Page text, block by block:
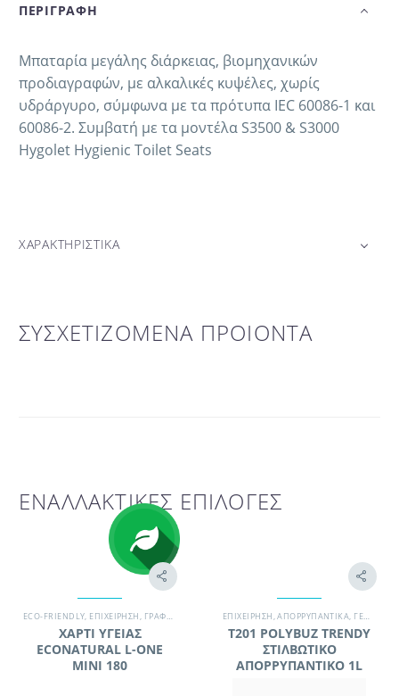
ΠΕΡΙΓΡΑΦΗ
Mπαταρία μεγάλης διάρκειας, βιομηχανικών
προδιαγραφών, με αλκαλικές κυψέλες, χωρίς
υδράργυρο, σύμφωνα με τα πρότυπα IEC 60086-1 και
60086-2. Συμβατή με τα μοντέλα S3500 & S3000
Hygolet Hygienic Toilet Seats
ΧΑΡΑΚΤΗΡΙΣΤΙΚΑ
ΣΥΣΧΕΤΙΖΟΜΕΝΑ ΠΡΟΙΟΝΤΑ
ΕΝΑΛΛΑΚΤΙΚΕΣ ΕΠΙΛΟΓΕΣ
ECO-FRIENDLY, EΠΙΧΕΊΡΗΣΗ, ΓΡΑΦΕΊΟ ΕΠΑΓΓΕΛΜΑΤΙΚΆ ΧΑΡΤΙΆ,ΚΑΤΆΣΤΗΜΑ ΛΙΑΝΙΚΉΣ
ΧΑΡΤΙ ΥΓΕΙΑΣ
ECONATURAL L-ONE
MINI 180
EΠΙΧΕΊΡΗΣΗ,ΑΠΟΡΡΥΠΑΝΤΙΚΆ, ΓΕΝΙΚΉΣ ΧΡΉΣΗΣ / ΔΆΠΕΔΑ
T201 POLYBUZ TRENDY
ΣΤΙΛΒΩΤΙΚΟ
ΑΠΟΡΡΥΠΑΝΤΙΚΟ 1L